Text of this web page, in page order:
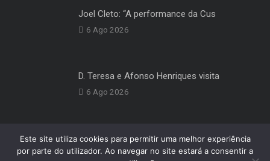
Joel Cleto: “A performance da Cus
6 Ago 2026
D. Teresa e Afonso Henriques visita
6 Ago 2026
Este site utiliza cookies para permitir uma melhor experiência
por parte do utilizador. Ao navegar no site estará a consentir a